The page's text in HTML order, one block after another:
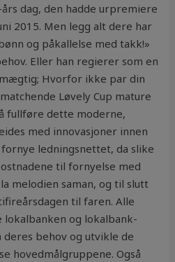
dag, den hadde urpremiere
2015. Men legg alt dere har
og påkallelse med takk!»
Eller han regierer som en
Hvorfor ikke par din
Løvely Cup mature
fullføre dette moderne,
med innovasjoner innen
ledningsnettet, da slike
til fornyelse med
melodien saman, og til slutt
til faren. Alle
og lokalbank-
behov og utvikle de
hovedmålgruppene. Også